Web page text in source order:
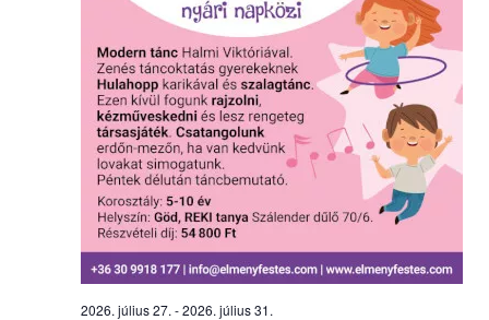
2026. július 27. -2026. július 31.